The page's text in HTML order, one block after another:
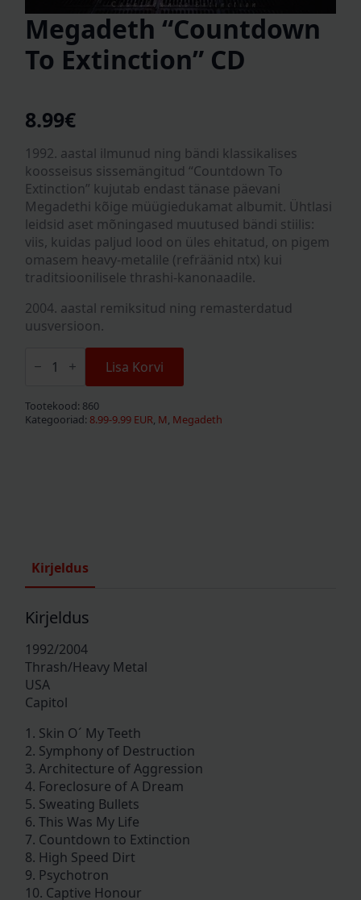
Megadeth “Countdown
To Extinction” CD
8.99€
1992. aastal ilmunud ning bändi klassikalises
koosseisus sissemängitud “Countdown To
Extinction” kujutab endast tänase päevani
Megadethi kõige müügiedukamat albumit. Ühtlasi
leidsid aset mõningased muutused bändi stiilis:
viis, kuidas paljud lood on üles ehitatud, on pigem
omasem heavy-metalile (refräänid ntx) kui
traditsioonilisele thrashi-kanonaadile.
2004. aastal remiksitud ning remasterdatud
uusversioon.
Megadeth
"Countdown
Extinction"
CD
kogus
Lisa Korvi
Tootekood: 860
Kategooriad: 8.99-9.99 EUR M Megadeth
Kirjeldus
Kirjeldus
1992/2004
Thrash/Heavy Metal
USA
Capitol
1. Skin O´ My Teeth
2. Symphony of Destruction
3. Architecture of Aggression
4. Foreclosure of A Dream
5. Sweating Bullets
6. This Was My Life
7. Countdown to Extinction
8. High Speed Dirt
9. Psychotron
10. Captive Honour